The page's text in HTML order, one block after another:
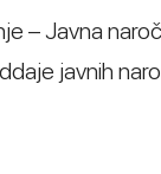
– Javna
javnih